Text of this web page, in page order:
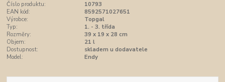
Číslo produktu:
10793
EAN kód:
8592571027651
Výrobce:
Topgal
Typ:
1. - 3. třída
Rozměry:
39 x 19 x 28 cm
Objem:
21 l
Dostupnost:
skladem u dodavatele
Model:
Endy